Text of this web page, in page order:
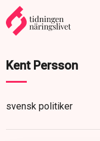
Kent Persson
svensk politiker